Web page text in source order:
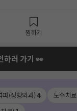
찜하기
하러 가기 👀
파(정형외과) 4 도수치료